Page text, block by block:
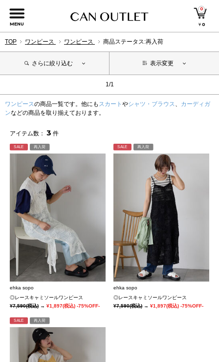
MENU
0
￥0
TOP ワンピース ワンピース 商品ステータス:再入荷
さらに絞り込む 表示変更
1/1
ワンピースの商品一覧です。他にも スカート やシャツ・ブラウス、 カーディガ
ンなどの商品を取り揃えております。
アイテム数： 3 件
SALE 再入荷
ehka sopo
◎レースキャミソールワンピース
¥7,590(税込) → ¥1,897(税込) -75%OFF-
SALE 再入荷
ehka sopo
◎レースキャミソールワンピース
¥7,590(税込)→¥1,897(税込) -75%OFF-
SALE 再入荷